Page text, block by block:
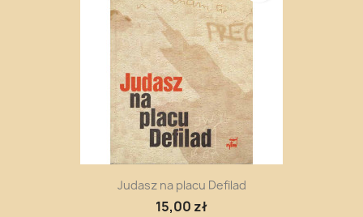
Judasz na placu Defilad
15,00 zł